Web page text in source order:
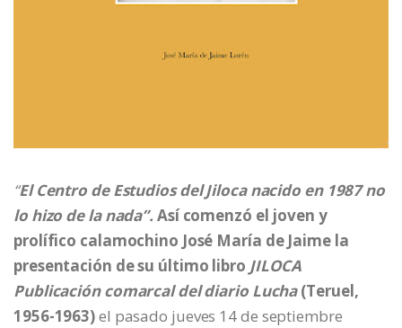
“El Centro de Estudios del Jiloca nacido en 1987 no
lo hizo de la nada”.Así comenzó el joven y
prolífico calamochino José María de Jaime la
presentación de su último libro JILOCA
Publicación comarcal del diario Lucha(Teruel,
1956-1963)el pasado jueves 14 de septiembre